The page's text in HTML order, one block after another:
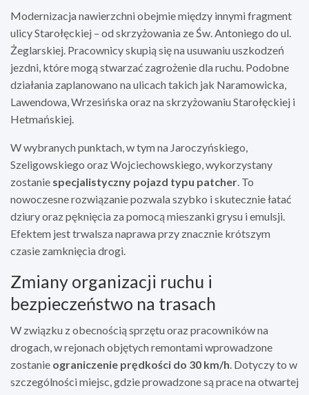
Modernizacja nawierzchni obejmie między innymi fragment
ulicy Starołęckiej – od skrzyżowania ze Św. Antoniego do ul.
Żeglarskiej. Pracownicy skupią się na usuwaniu uszkodzeń
jezdni, które mogą stwarzać zagrożenie dla ruchu. Podobne
działania zaplanowano na ulicach takich jak Naramowicka,
Lawendowa, Wrzesińska oraz na skrzyżowaniu Starołęckiej i
Hetmańskiej.
W wybranych punktach, w tym na Jaroczyńskiego,
Szeligowskiego oraz Wojciechowskiego, wykorzystany
zostanie specjalistyczny pojazd typu patcher . To
nowoczesne rozwiązanie pozwala szybko i skutecznie łatać
dziury oraz pęknięcia za pomocą mieszanki grysu i emulsji.
Efektem jest trwalsza naprawa przy znacznie krótszym
czasie zamknięcia drogi.
Zmiany organizacji ruchu i
bezpieczeństwo na trasach
W związku z obecnością sprzętu oraz pracowników na
drogach, w rejonach objętych remontami wprowadzone
zostanie ograniczenie prędkości do 30 km/h . Dotyczy to w
szczególności miejsc, gdzie prowadzone są prace na otwartej